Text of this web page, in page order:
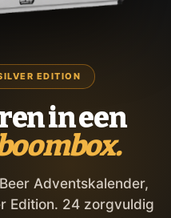
EDITION
in een
Adventskalender,
Edition. 24 zorgvuldig